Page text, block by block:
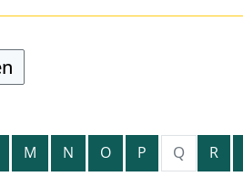
M N O P Q R